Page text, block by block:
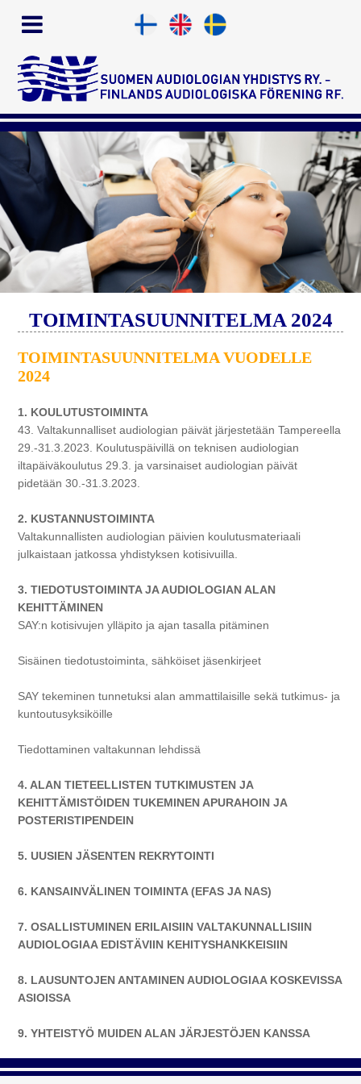
TOIMINTASUUNNITELMA 2024
TOIMINTASUUNNITELMA VUODELLE
2024
1. KOULUTUSTOIMINTA
43. Valtakunnalliset audiologian päivät järjestetään Tampereella
29.-31.3.2023. Koulutuspäivillä on teknisen audiologian
iltapäiväkoulutus 29.3. ja varsinaiset audiologian päivät
pidetään 30.-31.3.2023.
2. KUSTANNUSTOIMINTA
Valtakunnallisten audiologian päivien koulutusmateriaali
julkaistaan jatkossa yhdistyksen kotisivuilla.
3. TIEDOTUSTOIMINTA JA AUDIOLOGIAN ALAN
KEHITTÄMINEN
SAY:n kotisivujen ylläpito ja ajan tasalla pitäminen
Sisäinen tiedotustoiminta, sähköiset jäsenkirjeet
SAY tekeminen tunnetuksi alan ammattilaisille sekä tutkimus- ja
kuntoutusyksiköille
Tiedottaminen valtakunnan lehdissä
4. ALAN TIETEELLISTEN TUTKIMUSTEN JA
KEHITTÄMISTÖIDEN TUKEMINEN APURAHOIN JA
POSTERISTIPENDEIN
5. UUSIEN JÄSENTEN REKRYTOINTI
6. KANSAINVÄLINEN TOIMINTA (EFAS JA NAS)
7. OSALLISTUMINEN ERILAISIIN VALTAKUNNALLISIIN
AUDIOLOGIAA EDISTÄVIIN KEHITYSHANKKEISIIN
8. LAUSUNTOJEN ANTAMINEN AUDIOLOGIAA KOSKEVISSA
ASIOISSA
9. YHTEISTYÖ MUIDEN ALAN JÄRJESTÖJEN KANSSA